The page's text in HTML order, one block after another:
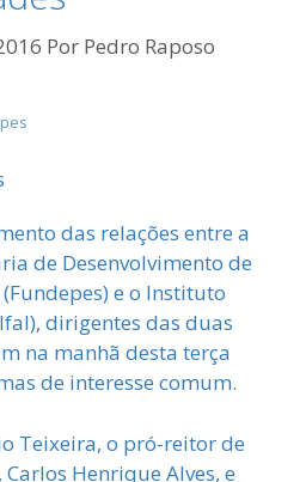
Por Pedro Raposo
das relações entre a
de Desenvolvimento de
e o Instituto
dirigentes das duas
na manhã desta terça
de interesse comum.
Teixeira, o pró-reitor de
Henrique Alves, e